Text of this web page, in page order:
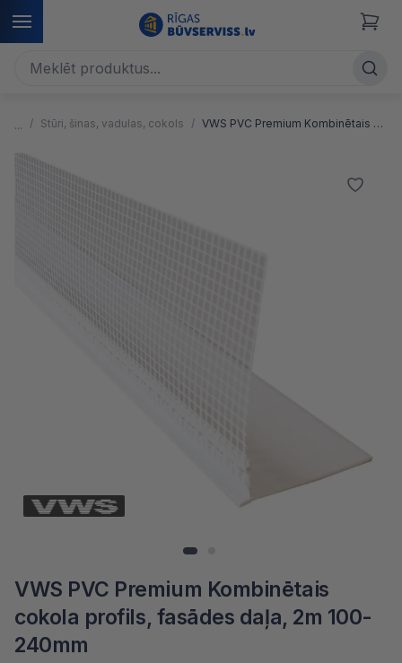
Stūri, šinas, vadulas, cokols VWS PVC Premium Kombinētais cokola profils, fasādes daļa
VWS PVC Premium Kombinētais
cokola profils, fasādes daļa, 2m 100-
240mm